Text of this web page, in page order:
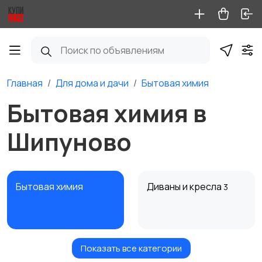
Главная Для дома и дачи Бытовая химия
Бытовая химия в
Шипуново
Бытовая химия Диваны и кресла 3
Кровати и матрасы1 Кухонные гарнитуры
Показать все категории